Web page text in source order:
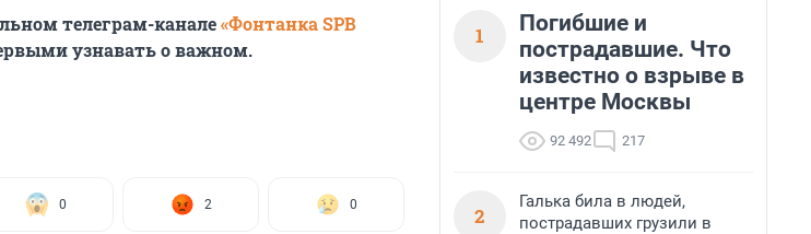
телеграм-канале«Фонтанка SPB
узнавать о важном.
0 2 0
1
Погибшие и
пострадавшие. Что
известно о взрыве в
центре Москвы
92 492 217
2
Галька била в людей,
пострадавших грузили в